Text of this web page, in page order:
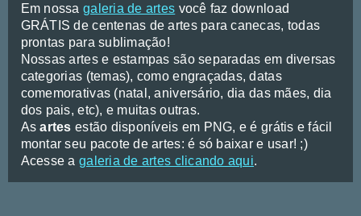
Em nossa galeria de artes você faz download
GRÁTIS de centenas de artes para canecas, todas
prontas para sublimação!
Nossas artes e estampas são separadas em diversas
categorias (temas), como engraçadas, datas
comemorativas (natal, aniversário, dia das mães, dia
dos pais, etc), e muitas outras.
Asartes estão disponíveis em PNG, e é grátis e fácil
montar seu pacote de artes: é só baixar e usar! ;)
Acesse a galeria de artes clicando aqui.